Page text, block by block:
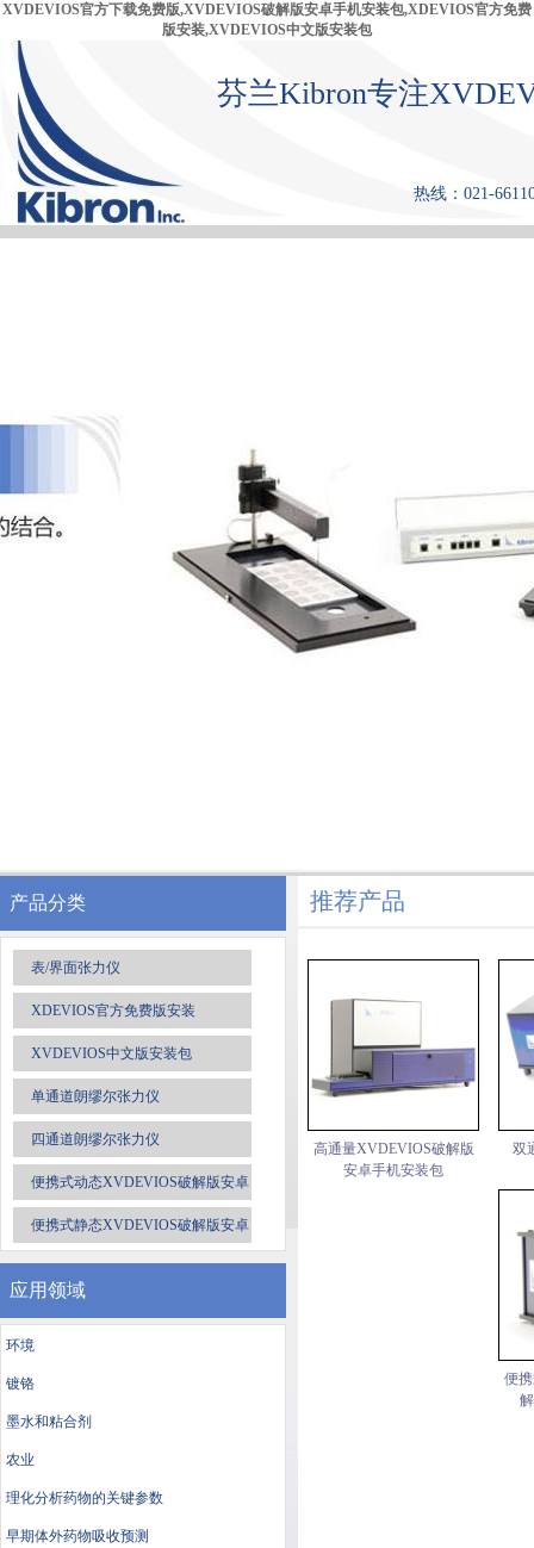
XVDEVIOS官方下载免费版,XVDEVIOS破解版安卓手机安装包,XDEVIOS官方免费
版安装,XVDEVIOS中文版安装包
芬兰Kibron专注
热线：021-
首 页 产品中心 张力仪
产品分类
表/界面张力仪
XDEVIOS官方免费版安装
XVDEVIOS中文版安装包
单通道朗缪尔张力仪
四通道朗缪尔张力仪
便携式动态XVDEVIOS破解版安卓
手机安装包
便携式静态XVDEVIOS破解版安卓
手机安装包
应用领域
环境
镀铬
墨水和粘合剂
农业
理化分析药物的关键参数
早期体外药物吸收预测
推荐产品
高通量XVDEVIOS破解版
安卓手机安装包
双
便